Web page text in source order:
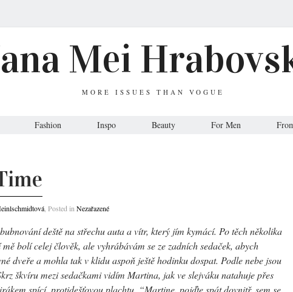
Mei
MORE ISSUES THAN VOGUE
Fashion Inspo Beauty For Men
, Posted in Nezařazené
deště na střechu auta a vítr, který jím kymácí. Po těch několika
mě bolí celej člověk, ale vyhrábávám se ze zadních sedaček, abych
dveře a mohla tak v klidu aspoň ještě hodinku dospat. Podle nebe jsou
škvíru mezi sedačkami vidím Martina, jak ve slejváku natahuje přes
spící, protidešťovou plachtu. “Martine, pojďte spát dovnitř, sem se